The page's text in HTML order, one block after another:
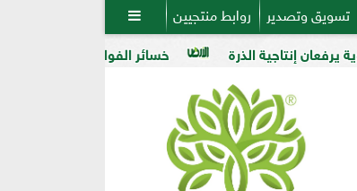
تسويق وتصدير روابط منتجيين 
خسائر الفواكه والخضر في ذمة «مبيدات الذرة